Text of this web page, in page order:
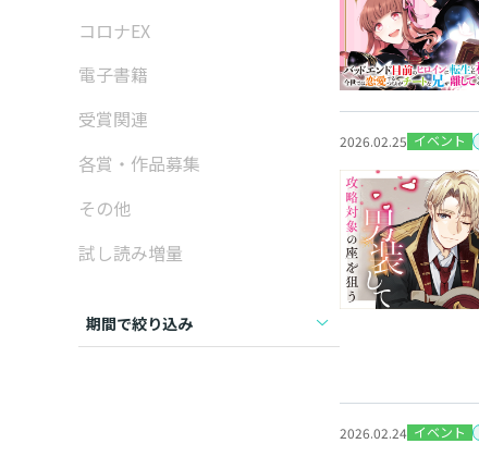
コロナEX
電子書籍
受賞関連
各賞・作品募集
その他
試し読み増量
期間で絞り込み
2026.02.25 イベント
2026.02.24 イベント